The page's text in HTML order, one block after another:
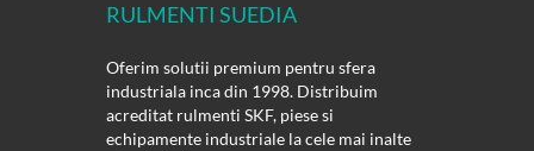
RULMENTI SUEDIA
Oferim solutii premium pentru sfera
industriala inca din 1998. Distribuim
acreditat rulmenti SKF, piese si
echipamente industriale la cele mai inalte